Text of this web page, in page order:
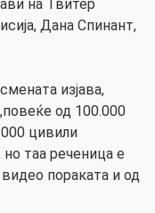
на Твитер
Дана Спинант,
изјава,
од 100.000
цивили
но таа реченица е
пораката и од